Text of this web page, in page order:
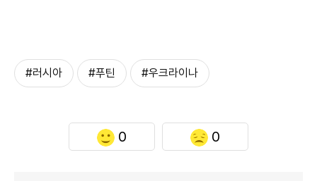
#러시아 #푸틴 #우크라이나
0 0